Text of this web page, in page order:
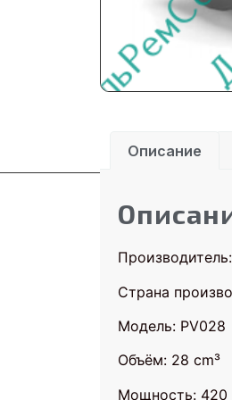
Описание
Страна
Модель: PV028
Объём: 28 cm³
Мощность: 420